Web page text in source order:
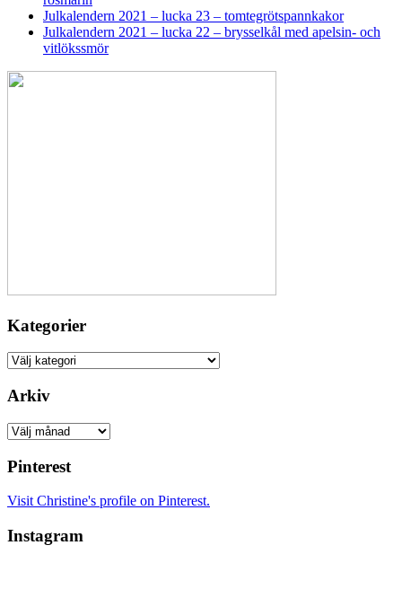
Julkalendern 2021 – lucka 23 – tomtegrötspannkakor
Julkalendern 2021 – lucka 22 – brysselkål med apelsin- och
vitlökssmör
Kategorier
Kategorier
Arkiv
Arkiv
Pinterest
Visit Christine's profile on Pinterest.
Instagram